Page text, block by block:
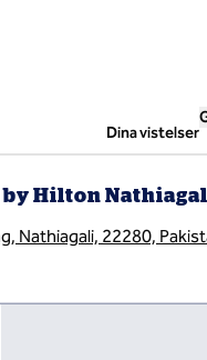
Dina vistelser
by Hilton
Nathiagali, 22280,